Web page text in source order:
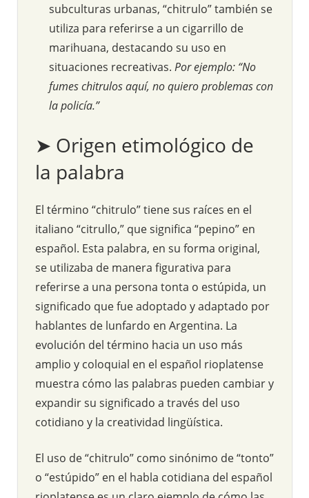
subculturas urbanas, “chitrulo” también se
utiliza para referirse a un cigarrillo de
marihuana, destacando su uso en
situaciones recreativas. Por ejemplo: “No
fumes chitrulos aquí, no quiero problemas con
la policía.”
➤ Origen etimológico de
la palabra
El término “chitrulo” tiene sus raíces en el
italiano “citrullo,” que significa “pepino” en
español. Esta palabra, en su forma original,
se utilizaba de manera figurativa para
referirse a una persona tonta o estúpida, un
significado que fue adoptado y adaptado por
hablantes de lunfardo en Argentina. La
evolución del término hacia un uso más
amplio y coloquial en el español rioplatense
muestra cómo las palabras pueden cambiar y
expandir su significado a través del uso
cotidiano y la creatividad lingüística.
El uso de “chitrulo” como sinónimo de “tonto”
o “estúpido” en el habla cotidiana del español